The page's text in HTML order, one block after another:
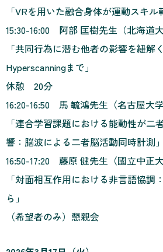
「VRを用いた融合身体が運動スキル
15:30-16:00 阿部 匡樹先生（北海道大
「共同行為に潜む他者の影響を紐解
Hyperscanningまで」
休憩 20分
16:20-16:50 馬 毓鴻先生（名古屋大学
「連合学習課題における能動性が二
響：脳波による二者脳活動同時計測」
16:50-17:20 藤原 健先生（國立中正大
「対面相互作用における非言語協調
ら」
（希望者のみ）懇親会